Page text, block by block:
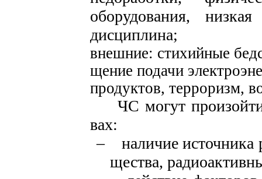
оборудования,
дисциплина;
внешние: стихийные
щение подачи
продуктов, терроризм,
ЧС могут
вах:
–
наличие источника
щества,